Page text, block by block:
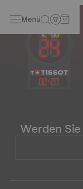
Menü
02:27
Werden